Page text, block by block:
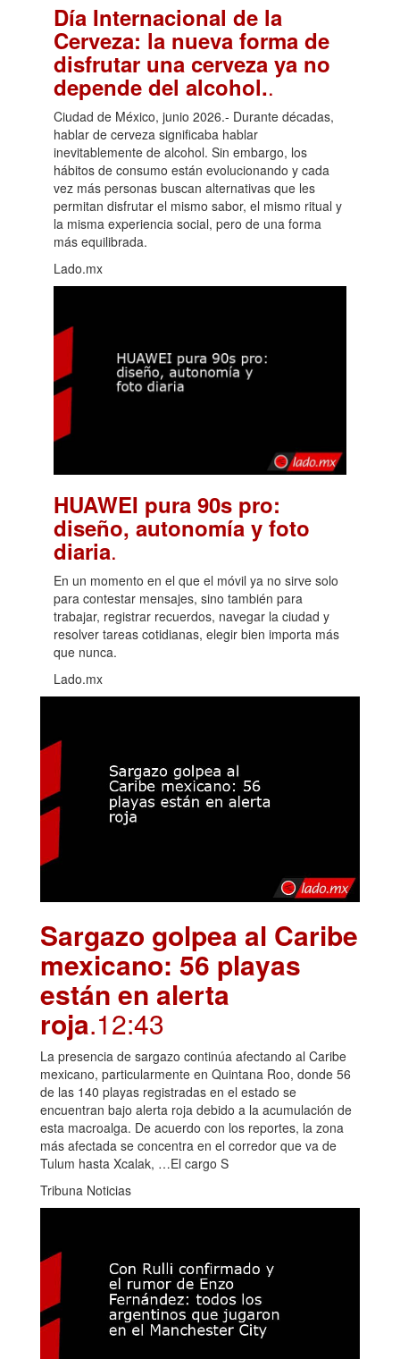
Día Internacional de la
Cerveza: la nueva forma de
disfrutar una cerveza ya no
depende del alcohol..
Ciudad de México, junio 2026.- Durante décadas,
hablar de cerveza significaba hablar
inevitablemente de alcohol. Sin embargo, los
hábitos de consumo están evolucionando y cada
vez más personas buscan alternativas que les
permitan disfrutar el mismo sabor, el mismo ritual y
la misma experiencia social, pero de una forma
más equilibrada.
Lado.mx
HUAWEI pura 90s pro:
diseño, autonomía y foto
diaria.
En un momento en el que el móvil ya no sirve solo
para contestar mensajes, sino también para
trabajar, registrar recuerdos, navegar la ciudad y
resolver tareas cotidianas, elegir bien importa más
que nunca.
Lado.mx
Sargazo golpea al Caribe
mexicano: 56 playas
están en alerta
roja.12:43
La presencia de sargazo continúa afectando al Caribe
mexicano, particularmente en Quintana Roo, donde 56
de las 140 playas registradas en el estado se
encuentran bajo alerta roja debido a la acumulación de
esta macroalga. De acuerdo con los reportes, la zona
más afectada se concentra en el corredor que va de
Tulum hasta Xcalak, …El cargo S
Tribuna Noticias